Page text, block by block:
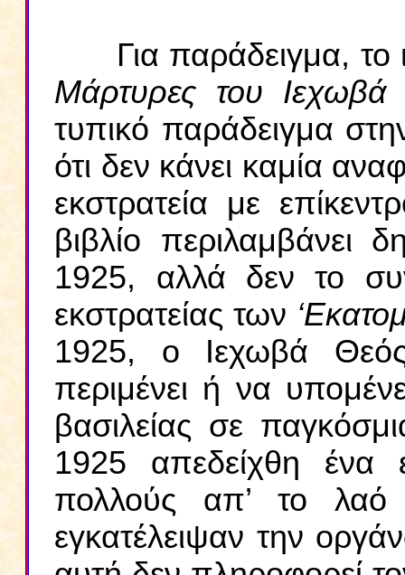
Για παράδειγμα, το
Μάρτυρες του
τυπικό παράδειγμα
ότι δεν κάνει καμία
εκστρατεία με
βιβλίο περιλαμβάνει
1925, αλλά δεν το
εκστρατείας των
1925, ο Ιεχωβά
περιμένει ή να
βασιλείας σε
1925 απεδείχθη ένα
πολλούς απ’ το λαό
εγκατέλειψαν την